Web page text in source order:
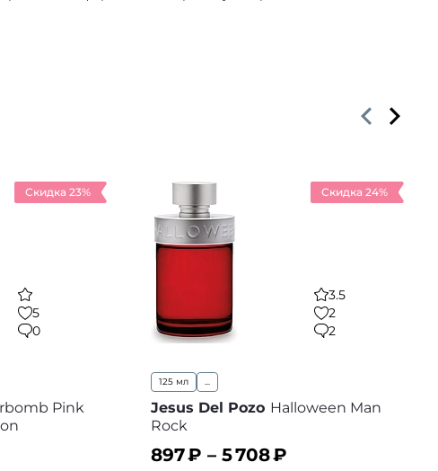
Скидка 23%
5
0
Pink
Скидка 24%
3.5
2
2
125 мл ...
Jesus Del Pozo Halloween Man
Rock
897₽ – 5 708₽